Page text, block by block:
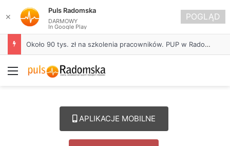
Około 90 tys. zł na szkolenia pracowników. PUP w Radomsku ogłasza nabór wniosków
Menu
APLIKACJE MOBILNE
✕
Puls Radomska
DARMOWY
In Google Play
POGLĄD